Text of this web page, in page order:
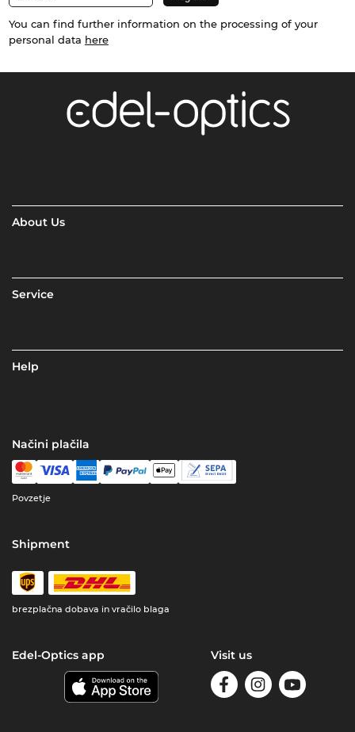
You can find further information on the processing of your
personal data here
About Us
Service
Help
Načini plačila
Povzetje
Shipment
brezplačna dobava in vračilo blaga
Edel-Optics app Visit us